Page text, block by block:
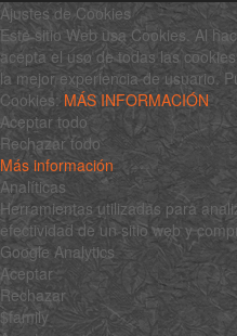
Ajustes de Cookies
Este sitio Web usa Cookies. Al
acepta el uso de todas las
la mejor experiencia de usuario.
Cookies: MÁS INFORMACIÓN
Aceptar todo
Rechazar todo
Más información
Analíticas
Herramientas utilizadas para
efectividad de un sitio web y
Google Analytics
Aceptar
Rechazar
$family